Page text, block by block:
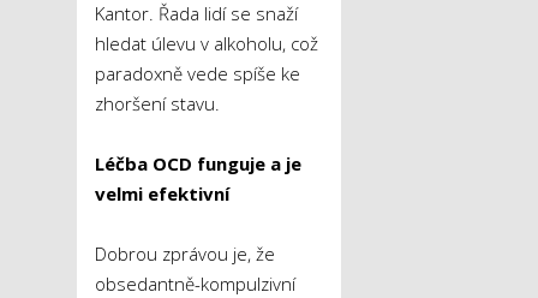
Kantor. Řada lidí se snaží
hledat úlevu v alkoholu, což
paradoxně vede spíše ke
zhoršení stavu.
Léčba OCD funguje a je
velmi efektivní
Dobrou zprávou je, že
obsedantně-kompulzivní